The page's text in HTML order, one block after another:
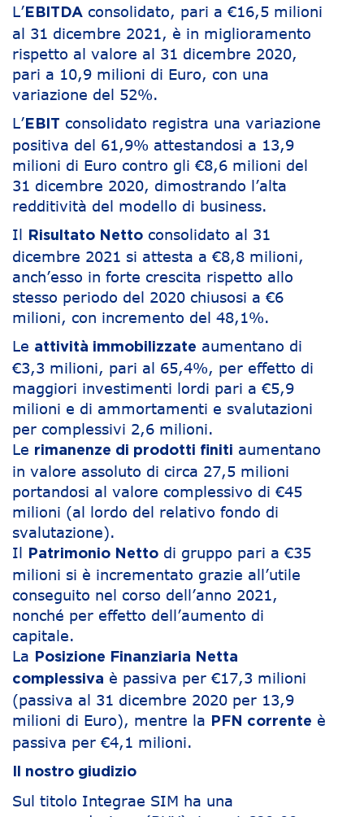
L’ EBITDA consolidato, pari a €16,5 milioni
al 31 dicembre 2021, è in miglioramento
rispetto al valore al 31 dicembre 2020,
pari a 10,9 milioni di Euro, con una
variazione del 52%.
L’ EBIT consolidato registra una variazione
positiva del 61,9% attestandosi a 13,9
milioni di Euro contro gli €8,6 milioni del
31 dicembre 2020, dimostrando l’alta
redditività del modello di business.
Il
Risultato Netto consolidato al 31
dicembre 2021 si attesta a €8,8 milioni,
anch’esso in forte crescita rispetto allo
stesso periodo del 2020 chiusosi a €6
milioni, con incremento del 48,1%.
Le attività immobilizzate aumentano di
€3,3 milioni, pari al 65,4%, per effetto di
maggiori investimenti lordi pari a €5,9
milioni e di ammortamenti e svalutazioni
per complessivi 2,6 milioni.
Le rimanenze di prodotti finiti aumentano
in valore assoluto di circa 27,5 milioni
portandosi al valore complessivo di €45
milioni (al lordo del relativo fondo di
svalutazione).
Il
Patrimonio Netto di gruppo pari a €35
milioni si è incrementato grazie all’utile
conseguito nel corso dell’anno 2021,
nonché per effetto dell’aumento di
capitale.
La
Posizione Finanziaria Netta
complessiva è passiva per €17,3 milioni
(passiva al 31 dicembre 2020 per 13,9
milioni di Euro), mentre la
PFN corrente è
passiva per €4,1 milioni.
Il nostro giudizio
Sul titolo Integrae SIM ha una